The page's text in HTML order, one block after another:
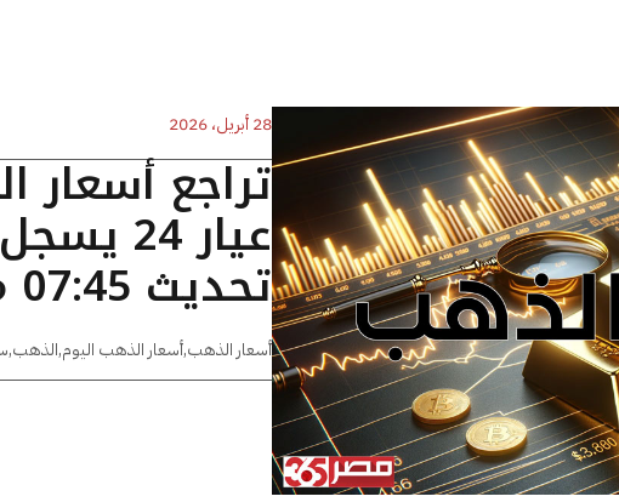
28 أبريل، 2026
تراجع
تحديث 07:45 مساءًا
أسعار الذهب,أسعار الذهب اليوم,الذهب,